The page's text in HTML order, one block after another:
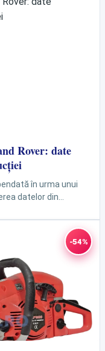
Rover: date
în urma unui
datelor din
-54%